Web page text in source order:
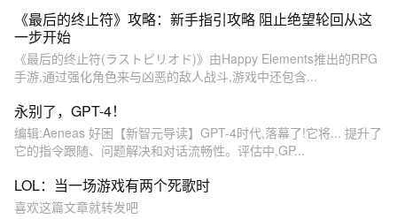
《最后的终止符》攻略：新手指引攻略 阻止绝望轮回从这
一步开始
《最后的终止符(ラストピリオド)》由Happy Elements推出的RPG
手游,通过强化角色来与凶恶的敌人战斗,游戏中还包含...
永别了，GPT-4！
编辑:Aeneas 好困【新智元导读】GPT-4时代,落幕了!它将... 提升了
它的指令跟随、问题解决和对话流畅性。评估中,GP...
LOL：当一场游戏有两个死歌时
喜欢这篇文章就转发吧